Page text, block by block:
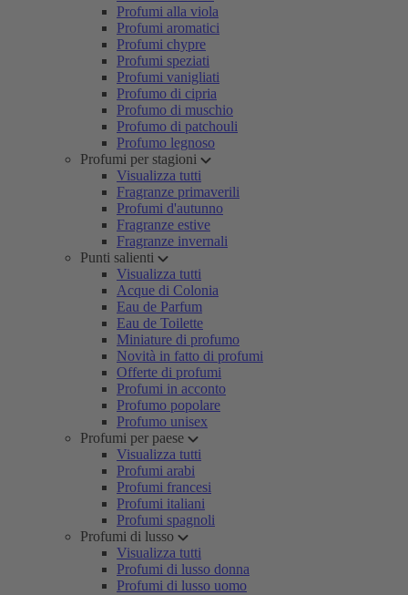
Profumi alla viola
Profumi aromatici
Profumi chypre
Profumi speziati
Profumi vanigliati
Profumo di cipria
Profumo di muschio
Profumo di patchouli
Profumo legnoso
Profumi per stagioni
Visualizza tutti
Fragranze primaverili
Profumi d'autunno
Fragranze estive
Fragranze invernali
Punti salienti
Visualizza tutti
Acque di Colonia
Eau de Parfum
Eau de Toilette
Miniature di profumo
Novità in fatto di profumi
Offerte di profumi
Profumi in acconto
Profumo popolare
Profumo unisex
Profumi per paese
Visualizza tutti
Profumi arabi
Profumi francesi
Profumi italiani
Profumi spagnoli
Profumi di lusso
Visualizza tutti
Profumi di lusso donna
Profumi di lusso uomo